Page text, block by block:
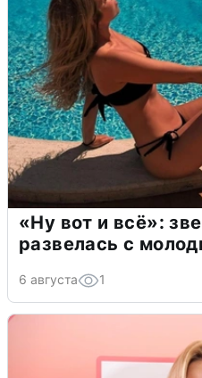
«Ну вот и всё»:
развелась с
6 августа 1